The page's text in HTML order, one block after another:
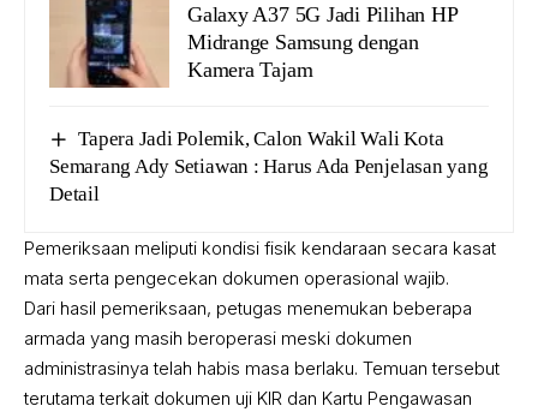
Galaxy A37 5G Jadi Pilihan HP
Midrange Samsung dengan
Kamera Tajam
Tapera Jadi Polemik, Calon Wakil Wali Kota
Semarang Ady Setiawan : Harus Ada Penjelasan yang
Detail
Pemeriksaan meliputi kondisi fisik kendaraan secara kasat
mata serta pengecekan dokumen operasional wajib.
Dari hasil pemeriksaan, petugas menemukan beberapa
armada yang masih beroperasi meski dokumen
administrasinya telah habis masa berlaku. Temuan tersebut
terutama terkait dokumen uji KIR dan Kartu Pengawasan